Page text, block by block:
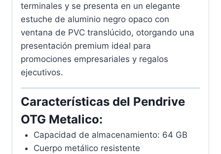
terminales y se presenta en un elegante
estuche de aluminio negro opaco con
ventana de PVC translúcido, otorgando una
presentación premium ideal para
promociones empresariales y regalos
ejecutivos.
Características del Pendrive
OTG Metalico:
Capacidad de almacenamiento: 64 GB
Cuerpo metálico resistente